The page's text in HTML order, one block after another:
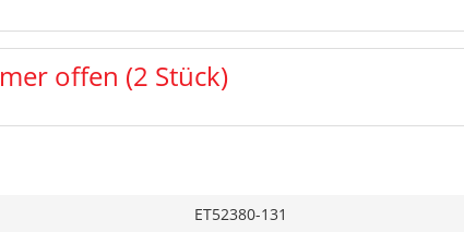
offen (2 Stück)
ET52380-131